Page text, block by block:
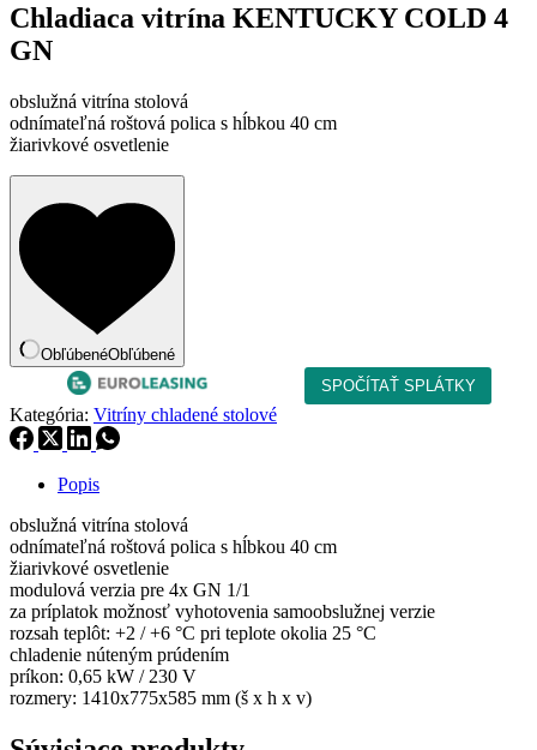
Chladiaca vitrína KENTUCKY COLD 4
GN
obslužná vitrína stolová
odnímateľná roštová polica s hĺbkou 40 cm
žiarivkové osvetlenie
ObľúbenéObľúbené
Kategória: Vitríny chladené stolové
Popis
obslužná vitrína stolová
odnímateľná roštová polica s hĺbkou 40 cm
žiarivkové osvetlenie
modulová verzia pre 4x GN 1/1
za príplatok možnosť vyhotovenia samoobslužnej verzie
rozsah teplôt: +2 / +6 °C pri teplote okolia 25 °C
chladenie núteným prúdením
príkon: 0,65 kW / 230 V
rozmery: 1410x775x585 mm (š x h x v)